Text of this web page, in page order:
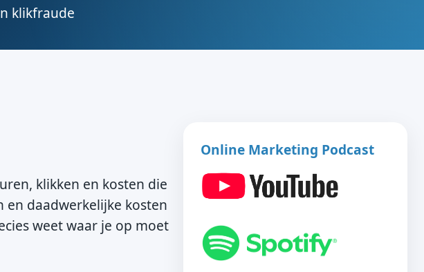
klikfraude
klikken en kosten die
daadwerkelijke kosten
weet waar je op moet
Online Marketing Podcast